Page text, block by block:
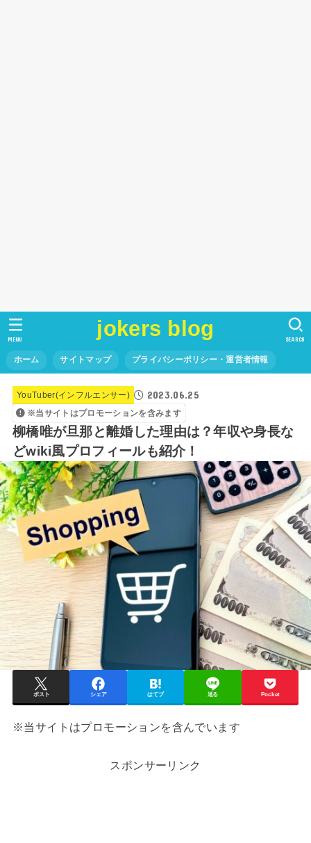
jokers blog
ホーム サイトマップ プライバシーポリシー・運営者情報
SEARCH
MENU
YouTuber(インフルエンサー) 2023.06.25
※当サイトはプロモーションを含みます
柳橋唯が旦那と離婚した理由は？年収や身長な
どwiki風プロフィールも紹介！
ポスト シェア はてブ 送る Pocket
※当サイトはプロモーションを含んでいます
スポンサーリンク